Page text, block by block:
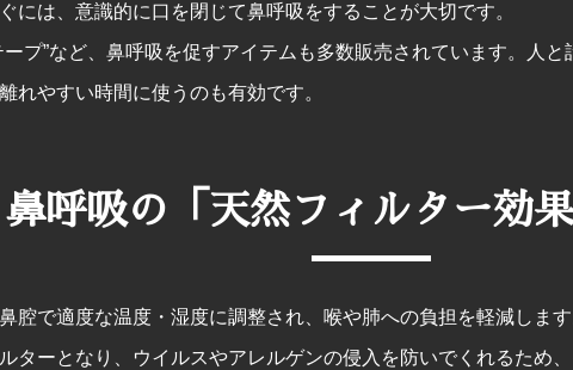
には、意識的に口を閉じて鼻呼吸をすることが大切です。
ープ”など、鼻呼吸を促すアイテムも多数販売されています。人
れやすい時間に使うのも有効です。
鼻呼吸の「天然フィルター効
腔で適度な温度・湿度に調整され、喉や肺への負担を軽減します
ターとなり、ウイルスやアレルゲンの侵入を防いでくれるため